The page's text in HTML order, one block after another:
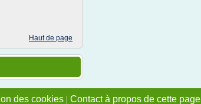
Haut de page
des cookies | Contact à propos de cette page